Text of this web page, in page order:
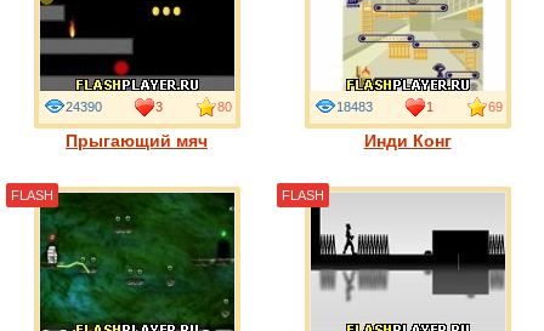
Прыгающий мяч
24390 3 80
Инди Конг
18483 1 69
FLASH FLASH